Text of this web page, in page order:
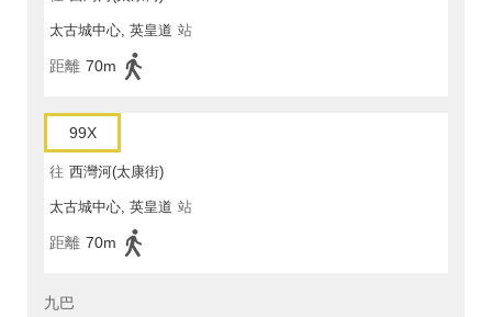
太古城中心, 英皇道 站
距離 70m
99X
往 西灣河(太康街)
太古城中心, 英皇道 站
距離 70m
九巴